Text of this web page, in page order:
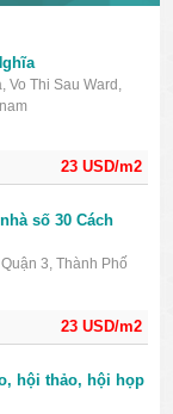
23 USD/m2
Vo Thi Sau Ward,
23 USD/m2
số 30 Cách
3, Thành Phố
hội thảo, hội họp